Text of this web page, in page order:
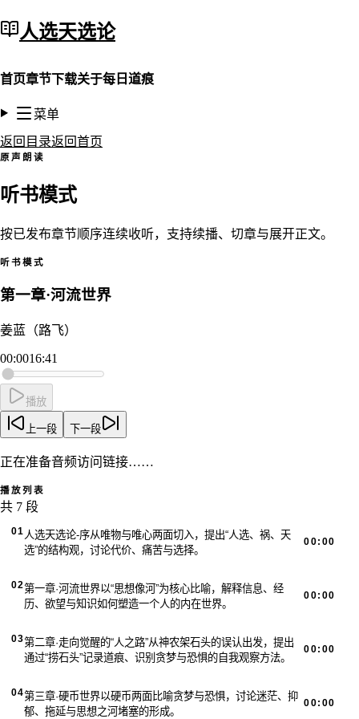
人选天选论
首页章节下载关于每日道痕
菜单
返回目录返回首页
原声朗读
听书模式
按已发布章节顺序连续收听，支持续播、切章与展开正文。
听书模式
第一章·河流世界
姜蓝（路飞）
00:0016:41
播放
上一段 下一段
正在准备音频访问链接……
播放列表
共 7 段
01人选天选论-序从唯物与唯心两面切入，提出“人选、祸、天
选”的结构观，讨论代价、痛苦与选择。
00:00
02第一章·河流世界以“思想像河”为核心比喻，解释信息、经
历、欲望与知识如何塑造一个人的内在世界。
00:00
03第二章·走向觉醒的“人之路”从神农架石头的误认出发，提出
通过“捞石头”记录道痕、识别贪梦与恐惧的自我观察方法。
00:00
04第三章·硬币世界以硬币两面比喻贪梦与恐惧，讨论迷茫、抑
郁、拖延与思想之河堵塞的形成。
00:00